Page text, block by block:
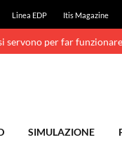
Linea EDP Itis Magazine
servono per far
SIMULAZIONE